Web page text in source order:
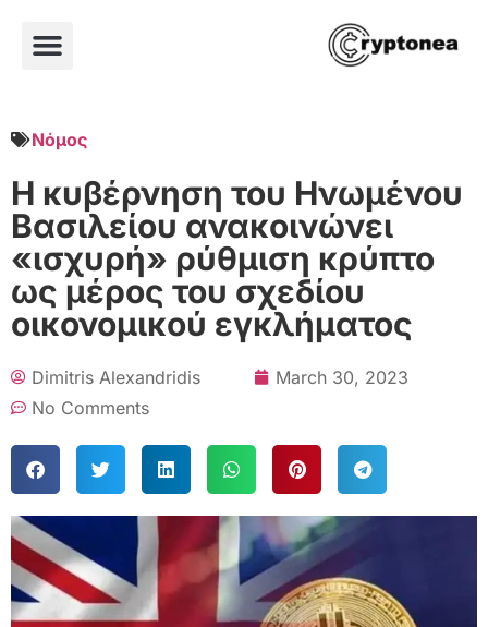
Νόμος
Η κυβέρνηση του Ηνωμένου
Βασιλείου ανακοινώνει
«ισχυρή» ρύθμιση κρύπτο
ως μέρος του σχεδίου
οικονομικού εγκλήματος
Dimitris Alexandridis
March 30, 2023
No Comments